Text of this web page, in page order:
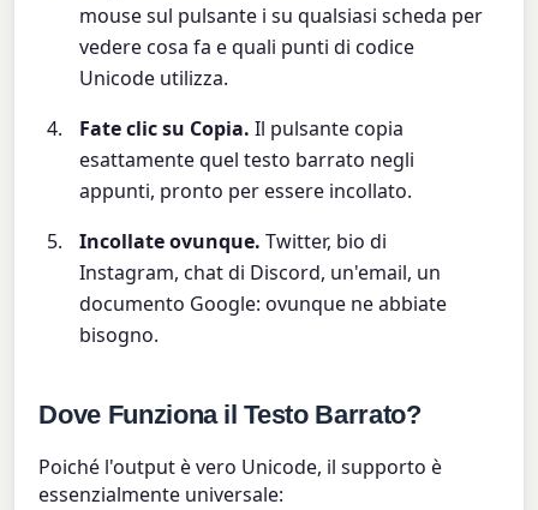
mouse sul pulsante ℹ su qualsiasi scheda per
vedere cosa fa e quali punti di codice
Unicode utilizza.
Fate clic su Copia. Il pulsante copia
esattamente quel testo barrato negli
appunti, pronto per essere incollato.
Incollate ovunque. Twitter, bio di
Instagram, chat di Discord, un'email, un
documento Google: ovunque ne abbiate
bisogno.
Dove Funziona il Testo Barrato?
Poiché l'output è vero Unicode, il supporto è
essenzialmente universale: